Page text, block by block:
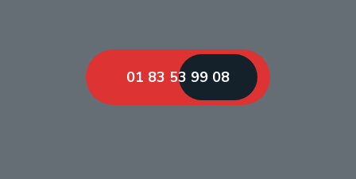
01 83 53 99 08